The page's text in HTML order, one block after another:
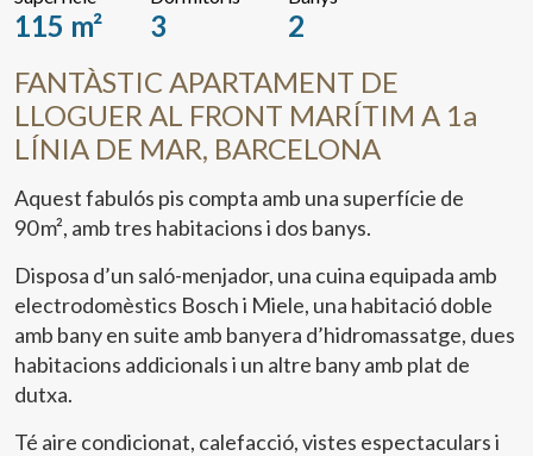
115 m² 3
2
FANTÀSTIC APARTAMENT DE
LLOGUER AL FRONT MARÍTIM A 1a
LÍNIA DE MAR, BARCELONA
Aquest fabulós pis compta amb una superfície de
90 m², amb tres habitacions i dos banys.
Disposa d’un saló-menjador, una cuina equipada amb
electrodomèstics Bosch i Miele, una habitació doble
amb bany en suite amb banyera d’hidromassatge, dues
habitacions addicionals i un altre bany amb plat de
dutxa.
Té aire condicionat, calefacció, vistes espectaculars i